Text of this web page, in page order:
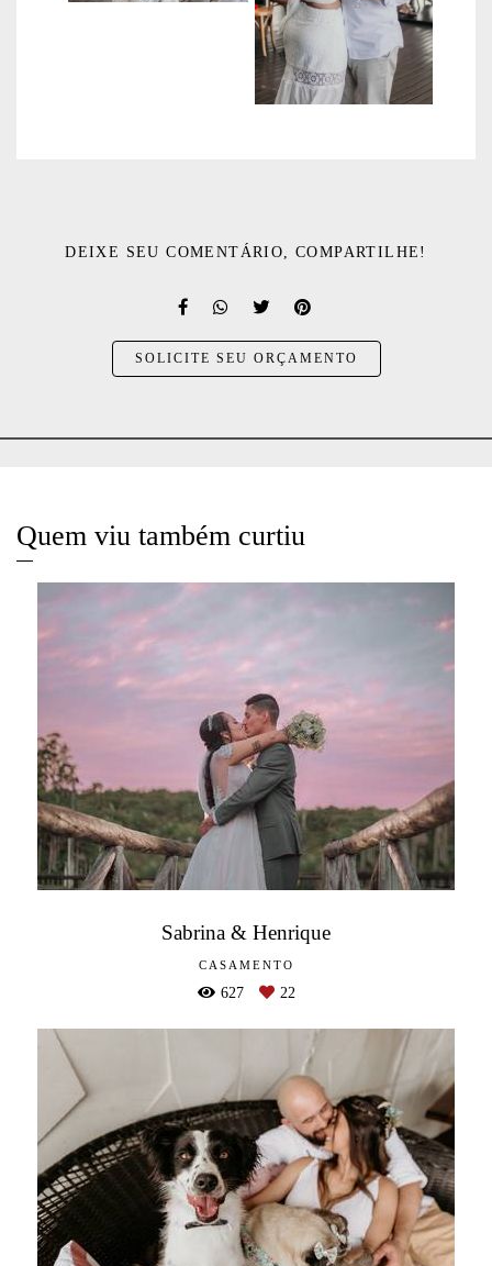
DEIXE SEU COMENTÁRIO, COMPARTILHE!
SOLICITE SEU ORÇAMENTO
Quem viu também curtiu
Sabrina & Henrique
CASAMENTO
627 22